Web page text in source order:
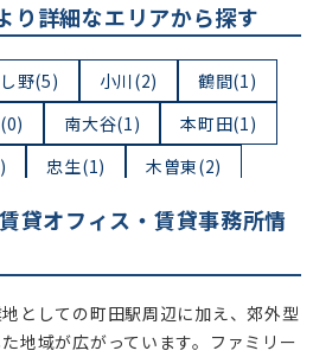
り詳細なエリアから探す
野(5) 小川(2)
鶴間(1)
南大谷(1)
本町田(1)
忠生(1)
木曽東(2)
東玉川学園(0)
常盤町(0)
矢部町(0)
貸オフィス・賃貸事務所情
としての町田駅周辺に加え、郊外型
地域が広がっています。ファミリー